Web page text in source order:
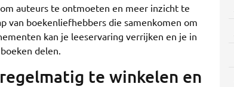
auteurs te ontmoeten en meer inzicht te
van boekenliefhebbers die samenkomen om
kan je leeservaring verrijken en je in
delen.
te winkelen en